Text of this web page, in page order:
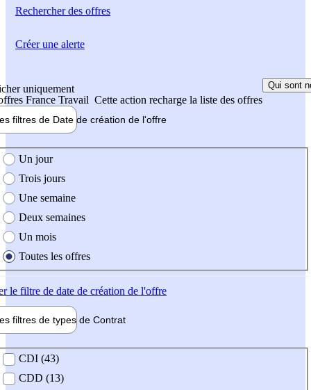
Rechercherdes offres
uniquement
France Travail Cette action recharge la liste des offres
Qui sont
filtres de Date de création de l'offre
création de l'offre
Un jour
Trois jours
Une semaine
Deux semaines
Un mois
Toutes les offres
le filtre de date de création de l'offre
filtres de types de Contrat
contrat
CDI (43)
CDD (13)
Créer une alerte